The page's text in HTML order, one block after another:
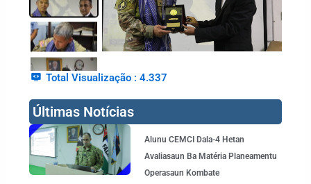
Total Visualização : 4.337
Últimas Notícias
Alunu CEMCI Dala-4 Hetan
Avaliasaun Ba Matéria Planeamentu
Operasaun Kombate
Page